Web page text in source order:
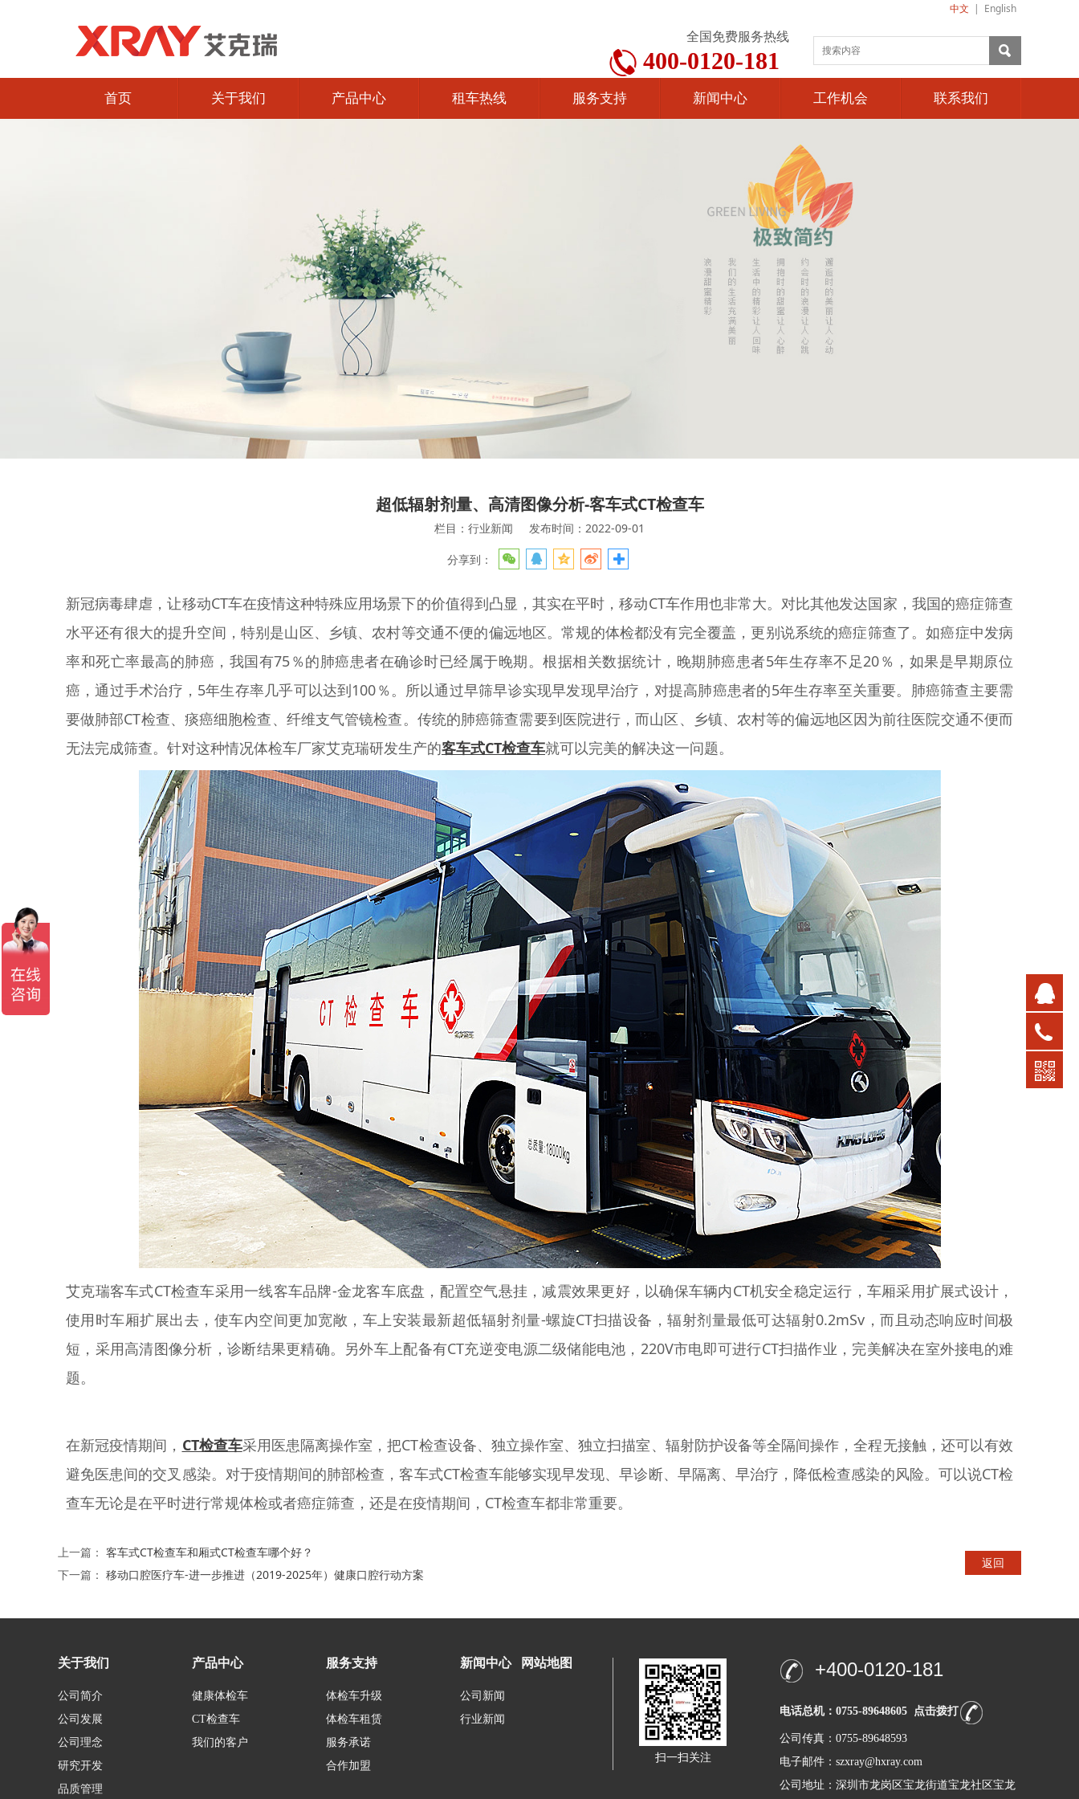
首页 关于我们 产品中心 租车热线 服务支持 新闻中心 工作机会 联系我们
中文 | English
全国免费服务热线
400-0120-181
超低辐射剂量、高清图像分析-客车式CT检查车
栏目：行业新闻 发布时间：2022-09-01
分享到：
新冠病毒肆虐，让移动CT车在疫情这种特殊应用场景下的价值得到凸显，其实在平时，移动CT车作用也非常大。对比其他发达国家，我国的癌症筛查
水平还有很大的提升空间，特别是山区、乡镇、农村等交通不便的偏远地区。常规的体检都没有完全覆盖，更别说系统的癌症筛查了。如癌症中发病
率和死亡率最高的肺癌，我国有75％的肺癌患者在确诊时已经属于晚期。根据相关数据统计，晚期肺癌患者5年生存率不足20％，如果是早期原位
癌，通过手术治疗，5年生存率几乎可以达到100％。所以通过早筛早诊实现早发现早治疗，对提高肺癌患者的5年生存率至关重要。肺癌筛查主要需
要做肺部CT检查、痰癌细胞检查、纤维支气管镜检查。传统的肺癌筛查需要到医院进行，而山区、乡镇、农村等的偏远地区因为前往医院交通不便而
无法完成筛查。针对这种情况体检车厂家艾克瑞研发生产的客车式CT检查车就可以完美的解决这一问题。
艾克瑞客车式CT检查车采用一线客车品牌-金龙客车底盘，配置空气悬挂，减震效果更好，以确保车辆内CT机安全稳定运行，车厢采用扩展式设计，
使用时车厢扩展出去，使车内空间更加宽敞，车上安装最新超低辐射剂量-螺旋CT扫描设备，辐射剂量最低可达辐射0.2mSv，而且动态响应时间极
短，采用高清图像分析，诊断结果更精确。另外车上配备有CT充逆变电源二级储能电池，220V市电即可进行CT扫描作业，完美解决在室外接电的难
题。
在新冠疫情期间， CT检查车采用医患隔离操作室，把CT检查设备、独立操作室、独立扫描室、辐射防护设备等全隔间操作，全程无接触，还可以有效
避免医患间的交叉感染。对于疫情期间的肺部检查，客车式CT检查车能够实现早发现、早诊断、早隔离、早治疗，降低检查感染的风险。可以说CT检
查车无论是在平时进行常规体检或者癌症筛查，还是在疫情期间，CT检查车都非常重要。
上一篇： 客车式CT检查车和厢式CT检查车哪个好？
下一篇： 移动口腔医疗车-进一步推进（2019-2025年）健康口腔行动方案
返回
关于我们
公司简介
公司发展
公司理念
研究开发
品质管理
产品中心
健康体检车
CT检查车
我们的客户
服务支持
体检车升级
体检车租赁
服务承诺
合作加盟
新闻中心 网站地图
公司新闻
行业新闻
扫一扫关注
+400-0120-181
电话总机：0755-89648605 点击拨打
公司传真：0755-89648593
电子邮件：szxray@hxray.com
公司地址：深圳市龙岗区宝龙街道宝龙社区宝龙